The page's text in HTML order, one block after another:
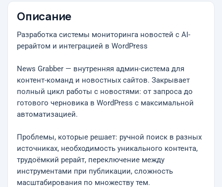
Описание
Разработка системы мониторинга новостей с AI-
рерайтом и интеграцией в WordPress
News Grabber — внутренняя админ-система для
контент-команд и новостных сайтов. Закрывает
полный цикл работы с новостями: от запроса до
готового черновика в WordPress с максимальной
автоматизацией.
Проблемы, которые решает: ручной поиск в разных
источниках, необходимость уникального контента,
трудоёмкий рерайт, переключение между
инструментами при публикации, сложность
масштабирования по множеству тем.